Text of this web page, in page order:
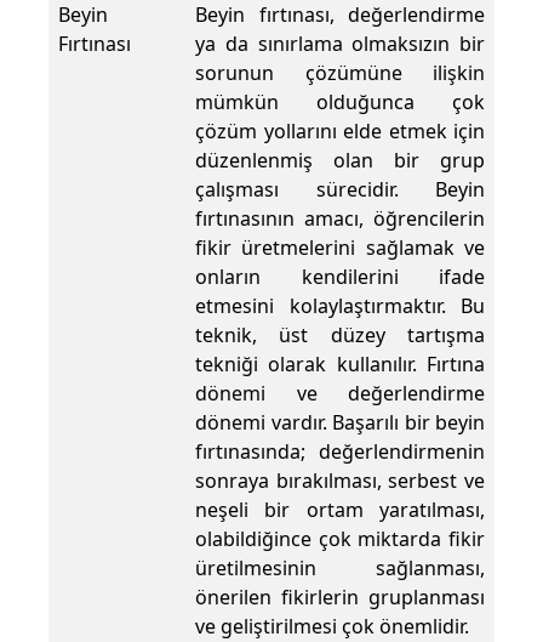
Beyin
Fırtınası
Beyin fırtınası, değerlendirme
ya da sınırlama olmaksızın bir
sorunun çözümüne ilişkin
mümkün olduğunca çok
çözüm yollarını elde etmek için
düzenlenmiş olan bir grup
çalışması sürecidir. Beyin
fırtınasının amacı, öğrencilerin
fikir üretmelerini sağlamak ve
onların kendilerini ifade
etmesini kolaylaştırmaktır. Bu
teknik, üst düzey tartışma
tekniği olarak kullanılır. Fırtına
dönemi ve değerlendirme
dönemi vardır. Başarılı bir beyin
fırtınasında; değerlendirmenin
sonraya bırakılması, serbest ve
neşeli bir ortam yaratılması,
olabildiğince çok miktarda fikir
üretilmesinin sağlanması,
önerilen fikirlerin gruplanması
ve geliştirilmesi çok önemlidir.